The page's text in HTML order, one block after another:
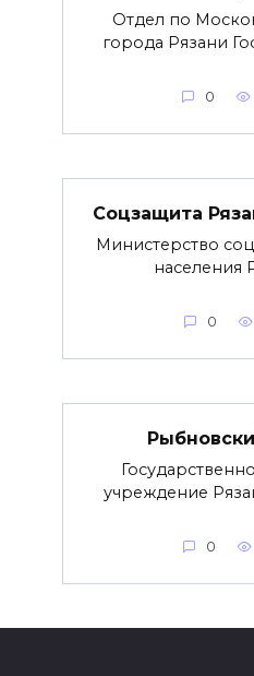
Отдел по
города Рязани
0
Соцзащита
Министерство
населения
0
учреждение
0